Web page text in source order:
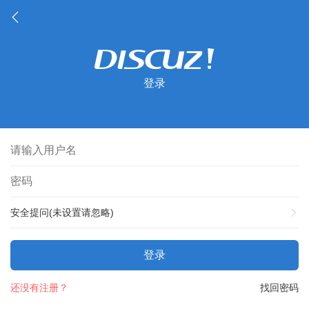
登录
安全提问(未设置请忽略)
登录
找回密码
还没有注册？